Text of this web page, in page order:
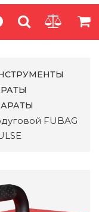
FUBAG